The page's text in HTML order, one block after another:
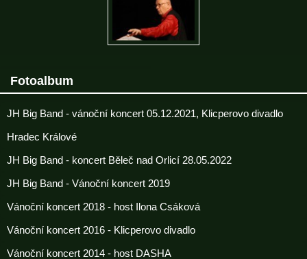
Fotoalbum
JH Big Band - vánoční koncert 05.12.2021, Klicperovo divadlo
Hradec Králové
JH Big Band - koncert Běleč nad Orlicí 28.05.2022
JH Big Band - Vánoční koncert 2019
Vánoční koncert 2018 - host Ilona Csáková
Vánoční koncert 2016 - Klicperovo divadlo
Vánoční koncert 2014 - host DASHA